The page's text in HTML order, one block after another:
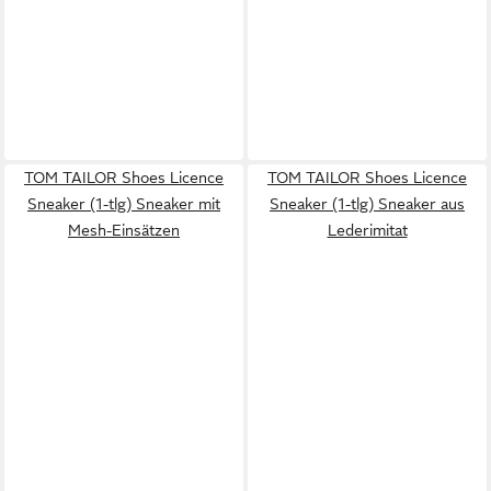
TOM TAILOR Shoes Licence
Sneaker (1-tlg) Sneaker mit
Mesh-Einsätzen
TOM TAILOR Shoes Licence
Sneaker (1-tlg) Sneaker aus
Lederimitat